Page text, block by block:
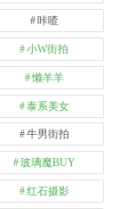
咔喳
小W街拍
懒羊羊
泰系美女
牛男街拍
玻璃魔BUY
红石摄影